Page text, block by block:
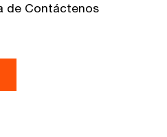
de Contáctenos